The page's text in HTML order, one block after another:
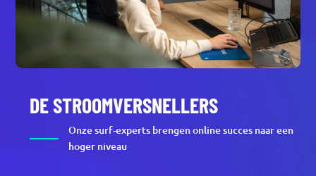
DE STROOMVERSNELLERS
Onze surf-experts brengen online succes naar een
hoger niveau